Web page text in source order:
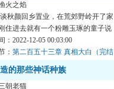
火之焰
秋颜回乡置业，在荒郊野岭开了家
住进去就有一个粉雕玉琢的童子说
，还莫...
：2022-12-05 00:03:00
： 第二百五十三章 真相大白（完结
的那些神话种族
朝老猫